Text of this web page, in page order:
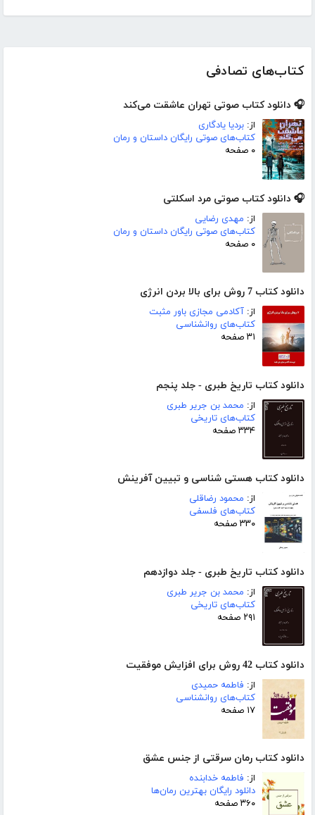
کتاب‌های تصادفی
🎧 دانلود کتاب صوتی تهران عاشقت می‌کند
از: بردیا یادگاری
کتاب‌های صوتی رایگان داستان و رمان
۰ صفحه
🎧 دانلود کتاب صوتی مرد اسکلتی
از: مهدی رضایی
کتاب‌های صوتی رایگان داستان و رمان
۰ صفحه
دانلود کتاب 7 روش برای بالا بردن انرژی
از: آکادمی مجازی باور مثبت
کتاب‌های روانشناسی
۳۱ صفحه
دانلود کتاب تاریخ طبری - جلد پنجم
از: محمد بن جریر طبری
کتاب‌های تاریخی
۳۳۴ صفحه
دانلود کتاب هستی شناسی و تبیین آفرینش
از: محمود رضاقلی
کتاب‌های فلسفی
۳۳۰ صفحه
دانلود کتاب تاریخ طبری - جلد دوازدهم
از: محمد بن جریر طبری
کتاب‌های تاریخی
۲۹۱ صفحه
دانلود کتاب 42 روش برای افزایش موفقیت
از: فاطمه حمیدی
کتاب‌های روانشناسی
۱۷ صفحه
دانلود کتاب رمان سرقتی از جنس عشق
از: فاطمه خدابنده
دانلود رایگان بهترین رمان‌ها
۳۶۰ صفحه